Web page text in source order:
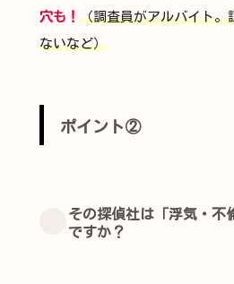
穴も！ （調査員がアルバイト。
ないなど）
ポイント②
その探偵社は「浮気・不
ですか？